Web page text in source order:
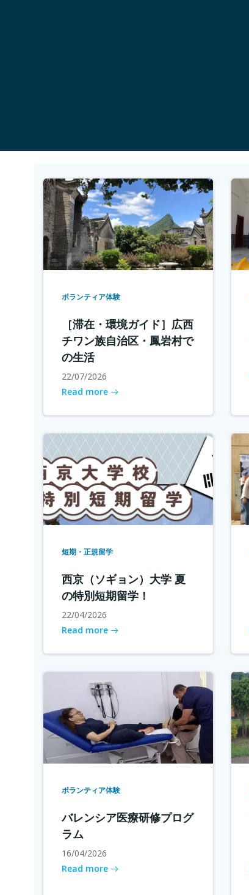
ボランティア体験
［滞在・環境ガイド］広西
チワン族自治区・鳳岩村で
の生活
22/07/2026
Read more
短期・正規留学
西京（ソギョン）大学 夏
の特別短期留学！
22/04/2026
Read more
ボランティア体験
バレンシア医療研修プログ
ラム
16/04/2026
Read more